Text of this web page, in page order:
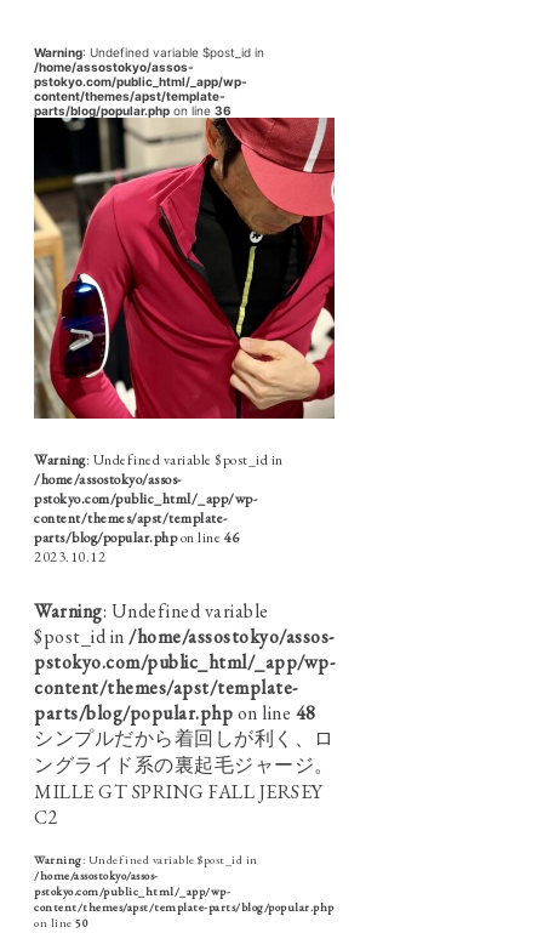
Warning: Undefined variable $post_id in
/home/assostokyo/assos-
pstokyo.com/public_html/_app/wp-
content/themes/apst/template-
parts/blog/popular.php on line 36
Warning: Undefined variable $post_id in
/home/assostokyo/assos-
pstokyo.com/public_html/_app/wp-
content/themes/apst/template-
parts/blog/popular.phpon line 46
2023.10.12
Warning: Undefined variable
$post_id in/home/assostokyo/assos-
pstokyo.com/public_html/_app/wp-
content/themes/apst/template-
parts/blog/popular.phpon line 48
シンプルだから着回しが利く、ロ
ングライド系の裏起毛ジャージ。
MILLE GT SPRING FALL JERSEY
C2
Warning: Undefined variable $post_id in
/home/assostokyo/assos-
pstokyo.com/public_html/_app/wp-
content/themes/apst/template-parts/blog/popular.php
on line 50